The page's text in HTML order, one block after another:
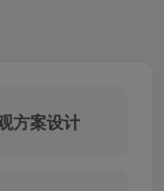
方案设计